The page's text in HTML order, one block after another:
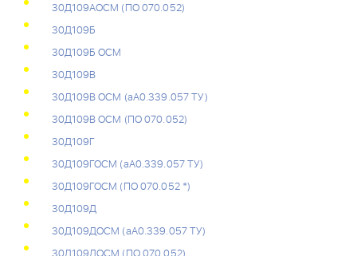
30Д109АОСМ (ПО 070.052)
30Д109Б
30Д109Б ОСМ
30Д109В
30Д109В ОСМ (аА0.339.057 ТУ)
30Д109В ОСМ (ПО 070.052)
30Д109Г
30Д109ГОСМ (аА0.339.057 ТУ)
30Д109ГОСМ (ПО 070.052 *)
30Д109Д
30Д109ДОСМ (аА0.339.057 ТУ)